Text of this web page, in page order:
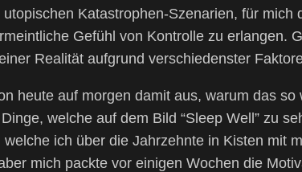
Katastrophen-Szenarien, für mich
Gefühl von Kontrolle zu erlangen.
Realität aufgrund verschiedenster
heute auf morgen damit aus, warum das so
welche auf dem Bild “Sleep Well” zu
ich über die Jahrzehnte in Kisten mit
mich packte vor einigen Wochen die